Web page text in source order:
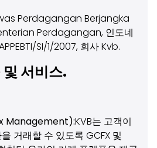
Perdagangan Berjangka
Perdagangan, 인도네
SI/1/2007, 회사 Kvb.
서비스.
Management):KVB는 고객이
거래할 수 있도록 GCFX 및